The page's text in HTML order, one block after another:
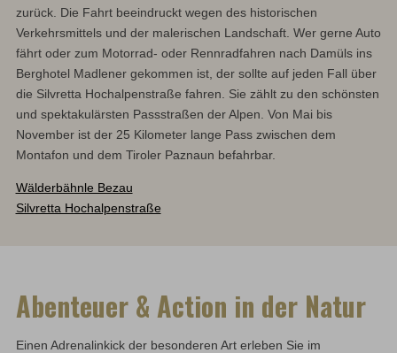
zurück. Die Fahrt beeindruckt wegen des historischen
Verkehrsmittels und der malerischen Landschaft. Wer gerne Auto
fährt oder zum Motorrad- oder Rennradfahren nach Damüls ins
Berghotel Madlener gekommen ist, der sollte auf jeden Fall über
die Silvretta Hochalpenstraße fahren. Sie zählt zu den schönsten
und spektakulärsten Passstraßen der Alpen. Von Mai bis
November ist der 25 Kilometer lange Pass zwischen dem
Montafon und dem Tiroler Paznaun befahrbar.
Wälderbähnle Bezau
Silvretta Hochalpenstraße
Abenteuer & Action in der Natur
Einen Adrenalinkick der besonderen Art erleben Sie im